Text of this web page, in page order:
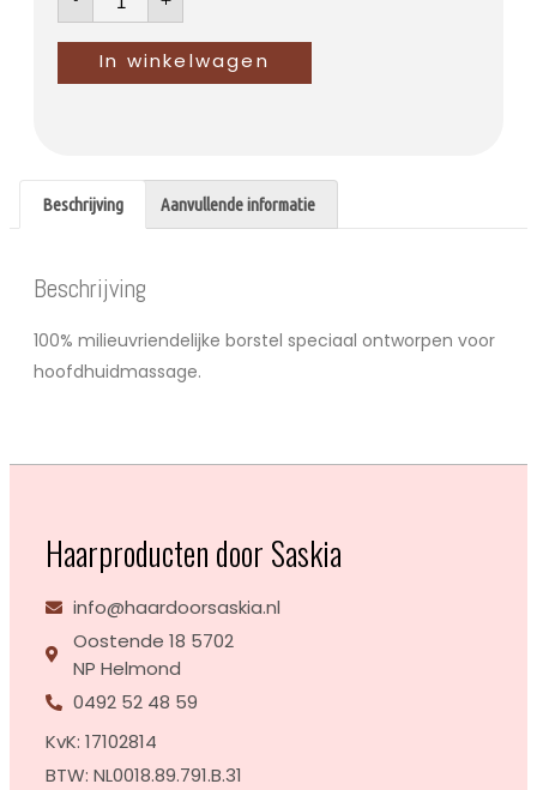
In winkelwagen
Beschrijving Aanvullende informatie
Beschrijving
100% milieuvriendelijke borstel speciaal ontworpen voor
hoofdhuidmassage.
Haarproducten door Saskia
info@haardoorsaskia.nl
Oostende 18 5702
NP Helmond
0492 52 48 59
KvK: 17102814
BTW: NL0018.89.791.B.31